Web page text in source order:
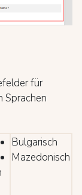
für
Sprachen
Bulgarisch
Mazedonisch